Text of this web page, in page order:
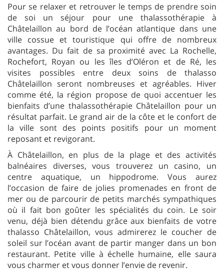
Pour se relaxer et retrouver le temps de prendre soin
de soi un séjour pour une thalassothérapie à
Châtelaillon au bord de l’océan atlantique dans une
ville cossue et touristique qui offre de nombreux
avantages. Du fait de sa proximité avec La Rochelle,
Rochefort, Royan ou les îles d’Oléron et de Ré, les
visites possibles entre deux soins de thalasso
Châtelaillon seront nombreuses et agréables. Hiver
comme été, la région propose de quoi accentuer les
bienfaits d’une thalassothérapie Châtelaillon pour un
résultat parfait. Le grand air de la côte et le confort de
la ville sont des points positifs pour un moment
reposant et revigorant.
À Châtelaillon, en plus de la plage et des activités
balnéaires diverses, vous trouverez un casino, un
centre aquatique, un hippodrome. Vous aurez
l’occasion de faire de jolies promenades en front de
mer ou de parcourir de petits marchés sympathiques
où il fait bon goûter les spécialités du coin. Le soir
venu, déjà bien détendu grâce aux bienfaits de votre
thalasso Châtelaillon, vous admirerez le coucher de
soleil sur l’océan avant de partir manger dans un bon
restaurant. Petite ville à échelle humaine, elle saura
vous charmer et vous donner l’envie de revenir.